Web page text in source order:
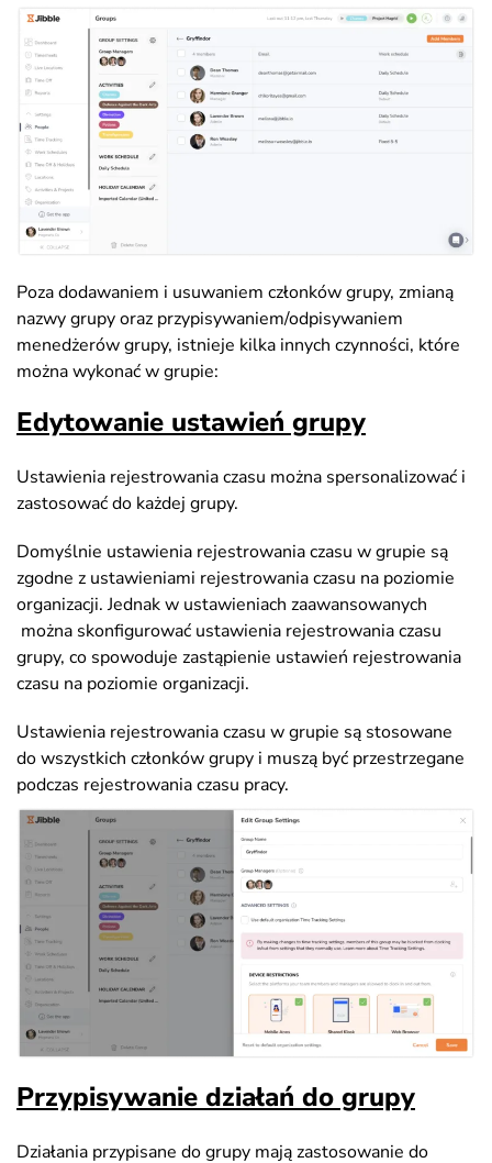
Poza dodawaniem i usuwaniem członków grupy, zmianą
nazwy grupy oraz przypisywaniem/odpisywaniem
menedżerów grupy, istnieje kilka innych czynności, które
można wykonać w grupie:
Edytowanie ustawień grupy
Ustawienia rejestrowania czasu można spersonalizować i
zastosować do każdej grupy.
Domyślnie ustawienia rejestrowania czasu w grupie są
zgodne z ustawieniami rejestrowania czasu na poziomie
organizacji. Jednak w ustawieniach zaawansowanych
można skonfigurować ustawienia rejestrowania czasu
grupy, co spowoduje zastąpienie ustawień rejestrowania
czasu na poziomie organizacji.
Ustawienia rejestrowania czasu w grupie są stosowane
do wszystkich członków grupy i muszą być przestrzegane
podczas rejestrowania czasu pracy.
Przypisywanie działań do grupy
Działania przypisane do grupy mają zastosowanie do